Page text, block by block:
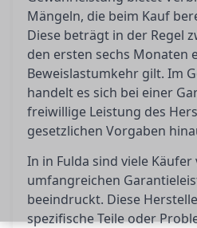
Mängeln, die beim Kauf
Diese beträgt in der Regel
den ersten sechs Monaten
Beweislastumkehr gilt. Im
handelt es sich bei einer
freiwillige Leistung des
gesetzlichen Vorgaben
In in Fulda sind viele Käufer
umfangreichen
beeindruckt. Diese
spezifische Teile oder